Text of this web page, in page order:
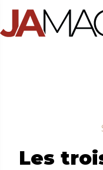
Aller
contenu
Les